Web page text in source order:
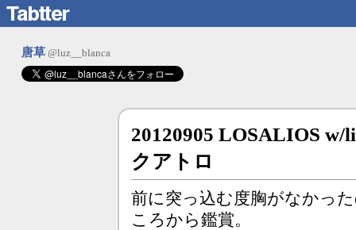
唐草 @luz__blanca
20120905 LOSALIOS w/
クアトロ
前に突っ込む度胸がなかっ
ころから鑑賞。